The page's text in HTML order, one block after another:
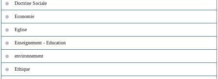
Doctrine Sociale
Economie
Eglise
Enseignement - Education
environnement
Ethique